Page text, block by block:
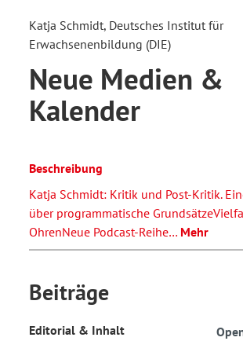
Katja Schmidt, Deutsches Institut für
Erwachsenenbildung (DIE)
Neue Medien &
Kalender
Beschreibung
Katja Schmidt: Kritik und Post-Kritik.
über programmatische
OhrenNeue Podcast-Reihe… Mehr
Beiträge
Editorial & Inhalt